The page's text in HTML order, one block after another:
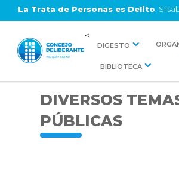
La Trata de Personas es Delito . Si
<
DIGESTO
BIBLIOTECA
DIVERSOS
PÚBLICAS